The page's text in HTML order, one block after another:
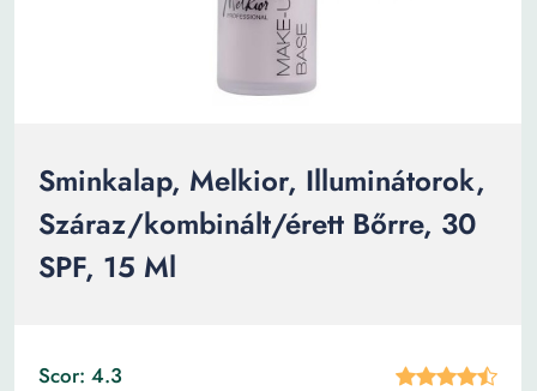
Sminkalap, Melkior, Illuminátorok,
Száraz/kombinált/érett Bőrre, 30
SPF, 15 Ml
Scor: 4.3